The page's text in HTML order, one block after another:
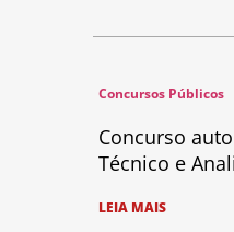
Concursos Públicos
Concurso
Técnico e
LEIA MAIS